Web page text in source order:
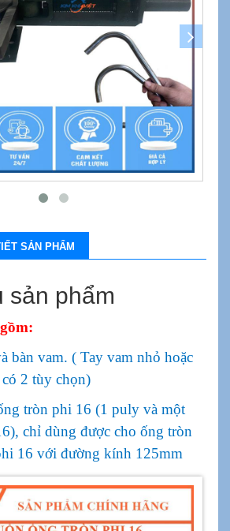
SẢN PHẨM
sản phẩm
bàn vam. ( Tay vam nhỏ hoặc
2 tùy chọn)
tròn phi 16 (1 puly và một
chỉ dùng được cho ống tròn
16 với đường kính 125mm